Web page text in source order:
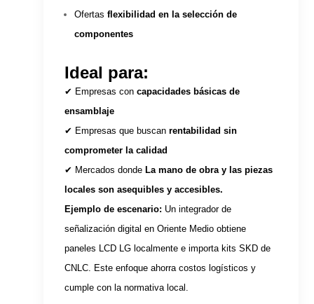
Ofertasflexibilidad en la selección de
componentes
Ideal para:
✔ Empresas concapacidades básicas de
ensamblaje
✔ Empresas que buscanrentabilidad sin
comprometer la calidad
✔ Mercados donde La mano de obra y las piezas
locales son asequibles y accesibles.
Ejemplo de escenario: Un integrador de
señalización digital en Oriente Medio obtiene
paneles LCD LG localmente e importa kits SKD de
CNLC. Este enfoque ahorra costos logísticos y
cumple con la normativa local.